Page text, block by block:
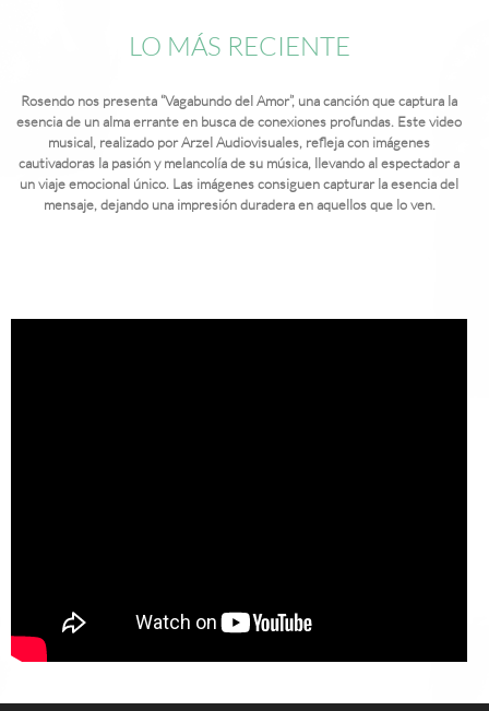
LO MÁS RECIENTE
Rosendo nos presenta “Vagabundo del Amor”, una canción que captura la
esencia de un alma errante en busca de conexiones profundas. Este video
musical, realizado por Arzel Audiovisuales, refleja con imágenes
cautivadoras la pasión y melancolía de su música, llevando al espectador a
un viaje emocional único. Las imágenes consiguen capturar la esencia del
mensaje, dejando una impresión duradera en aquellos que lo ven.